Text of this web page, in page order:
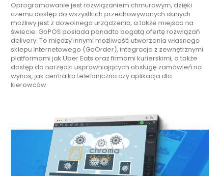
Oprogramowanie jest rozwiązaniem chmurowym, dzięki
czemu dostęp do wszystkich przechowywanych danych
możliwy jest z dowolnego urządzenia, a także miejsca na
świecie. GoPOS posiada ponadto bogatą ofertę rozwiązań
delivery. To między innymi możliwość utworzenia własnego
sklepu internetowego (GoOrder), integracja z zewnętrznymi
platformami jak Uber Eats oraz firmami kurierskimi, a także
dostęp do narzędzi usprawniających obsługę zamówień na
wynos, jak centralka telefoniczna czy aplikacja dla
kierowców.